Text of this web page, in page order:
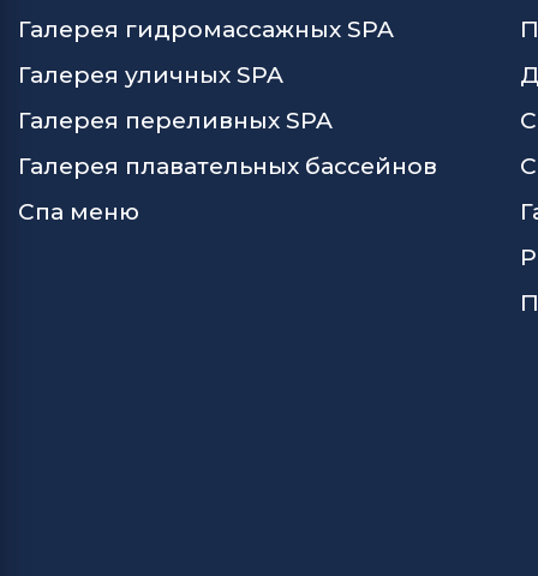
Галерея гидромассажных SPA
Галерея уличных SPA
Галерея переливных SPA
Галерея плавательных бассейнов
Спа меню